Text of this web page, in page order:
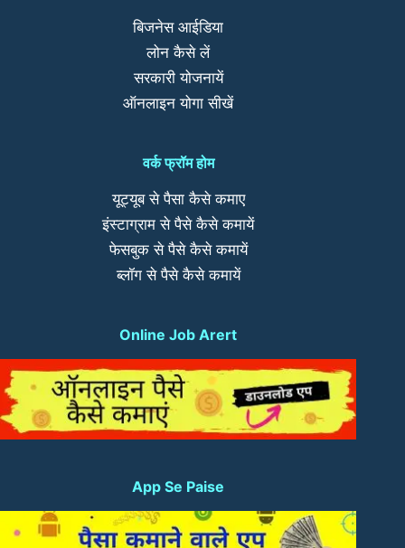
बिजनेस आईडिया
लोन कैसे लें
सरकारी योजनायें
ऑनलाइन योगा सीखें
वर्क फ्रॉम होम
यूट्यूब से पैसा कैसे कमाए
इंस्टाग्राम से पैसे कैसे कमायें
फेसबुक से पैसे कैसे कमायें
ब्लॉग से पैसे कैसे कमायें
Online Job Arert
App Se Paise